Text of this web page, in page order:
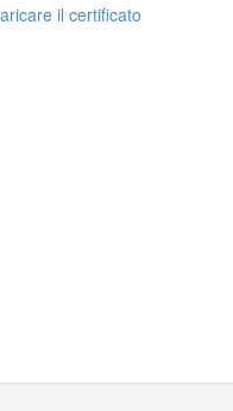
il certificato